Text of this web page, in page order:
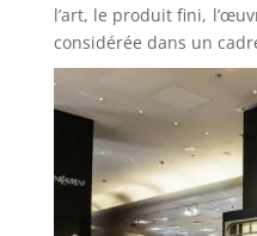
l’art, le produit fini,
considérée dans un